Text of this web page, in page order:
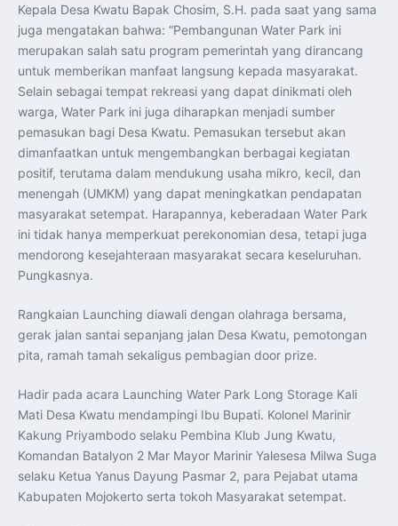
Kepala Desa Kwatu Bapak Chosim, S.H. pada saat yang sama
juga mengatakan bahwa: “Pembangunan Water Park ini
merupakan salah satu program pemerintah yang dirancang
untuk memberikan manfaat langsung kepada masyarakat.
Selain sebagai tempat rekreasi yang dapat dinikmati oleh
warga, Water Park ini juga diharapkan menjadi sumber
pemasukan bagi Desa Kwatu. Pemasukan tersebut akan
dimanfaatkan untuk mengembangkan berbagai kegiatan
positif, terutama dalam mendukung usaha mikro, kecil, dan
menengah (UMKM) yang dapat meningkatkan pendapatan
masyarakat setempat. Harapannya, keberadaan Water Park
ini tidak hanya memperkuat perekonomian desa, tetapi juga
mendorong kesejahteraan masyarakat secara keseluruhan.
Pungkasnya.
Rangkaian Launching diawali dengan olahraga bersama,
gerak jalan santai sepanjang jalan Desa Kwatu, pemotongan
pita, ramah tamah sekaligus pembagian door prize.
Hadir pada acara Launching Water Park Long Storage Kali
Mati Desa Kwatu mendampingi Ibu Bupati. Kolonel Marinir
Kakung Priyambodo selaku Pembina Klub Jung Kwatu,
Komandan Batalyon 2 Mar Mayor Marinir Yalesesa Milwa Suga
selaku Ketua Yanus Dayung Pasmar 2, para Pejabat utama
Kabupaten Mojokerto serta tokoh Masyarakat setempat.